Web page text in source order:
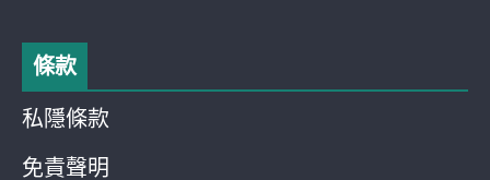
條款
私隱條款
免責聲明